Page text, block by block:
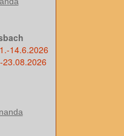
14.6.2026
23.08.2026